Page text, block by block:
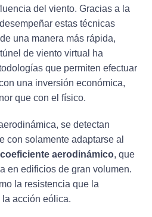
del viento. Gracias a la
estas técnicas
una manera más rápida,
de viento virtual ha
que permiten efectuar
una inversión económica,
que con el físico.
se detectan
con solamente adaptarse al
coeficiente aerodinámico, que
en edificios de gran volumen.
la resistencia que la
acción eólica.